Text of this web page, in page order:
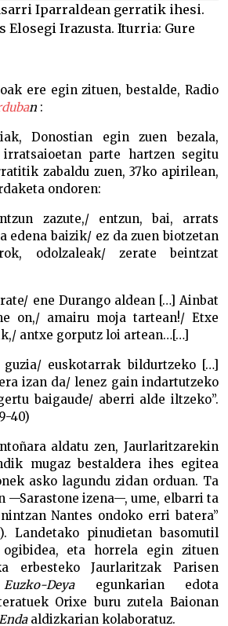
Iparraldean gerratik ihesi.
Elosegi Irazusta. Iturria: Gure
ere egin zituen, bestalde, Radio
n :
Donostian egin zuen bezala,
parte hartzen segitu
zabaldu zuen, 37ko apirilean,
ondoren:
zazute,/ entzun, bai, arrats
edena baizik/ ez da zuen biotzetan
odolzaleak/ zerate beintzat
ene Durango aldean […] Ainbat
on,/ amairu moja tartean!/ Etxe
antxe gorputz loi artean…[…]
euskotarrak bildurtzeko […]
izan da/ lenez gain indartutzeko
baigaude/ aberri alde iltzeko”.
40)
aldatu zen, Jaurlaritzarekin
mugaz bestaldera ihes egitea
asko lagundu zidan orduan. Ta
—Sarastone izena—, ume, elbarri ta
Nantes ondoko erri batera”
Landetako pinudietan basomutil
eta horrela egin zituen
erbesteko Jaurlaritzak Parisen
Euzko-Deyaegunkarian edota
Orixe buru zutela Baionan
aldizkarian kolaboratuz.